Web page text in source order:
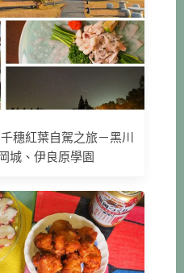
穗紅葉自駕之旅－黑川
城、伊良原學園